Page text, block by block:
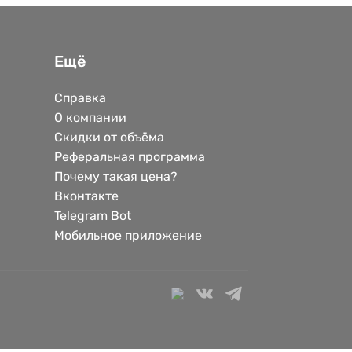
Ещё
Справка
О компании
Скидки от объёма
Реферальная программа
Почему такая цена?
Вконтакте
Telegram Bot
Мобильное приложение